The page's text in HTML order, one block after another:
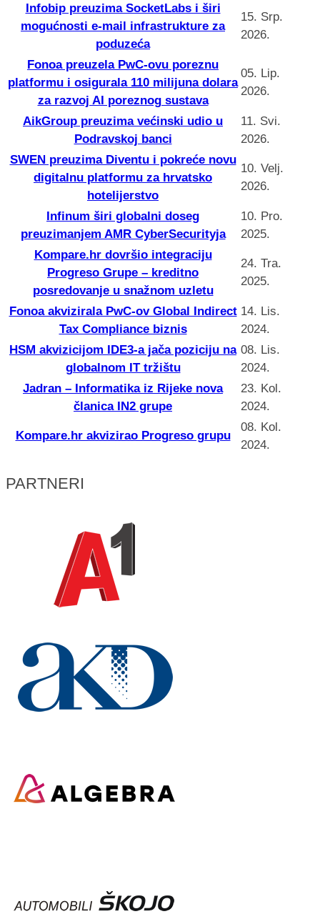
Infobip preuzima SocketLabs i širi
mogućnosti e-mail infrastrukture za
poduzeća
15. Srp.
2026.
Fonoa preuzela PwC-ovu poreznu
platformu i osigurala 110 milijuna dolara
za razvoj AI poreznog sustava
05. Lip.
2026.
AikGroup preuzima većinski udio u
Podravskoj banci
11. Svi.
2026.
SWEN preuzima Diventu i pokreće novu
digitalnu platformu za hrvatsko
hotelijerstvo
10. Velj.
2026.
Infinum širi globalni doseg
preuzimanjem AMR CyberSecurityja
10. Pro.
2025.
Kompare.hr dovršio integraciju
Progreso Grupe – kreditno
posredovanje u snažnom uzletu
24. Tra.
2025.
Fonoa akvizirala PwC-ov Global Indirect
Tax Compliance biznis
14. Lis.
2024.
HSM akvizicijom IDE3-a jača poziciju na
globalnom IT tržištu
08. Lis.
2024.
Jadran – Informatika iz Rijeke nova
članica IN2 grupe
23. Kol.
2024.
Kompare.hr akvizirao Progreso grupu
08. Kol.
2024.
PARTNERI